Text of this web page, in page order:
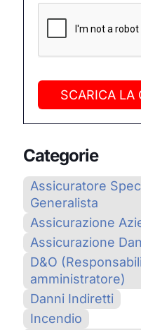
SCARICA LA
Categorie
Assicuratore
Generalista
Assicurazione
Assicurazione
D&O
amministratore)
Danni Indiretti
Incendio